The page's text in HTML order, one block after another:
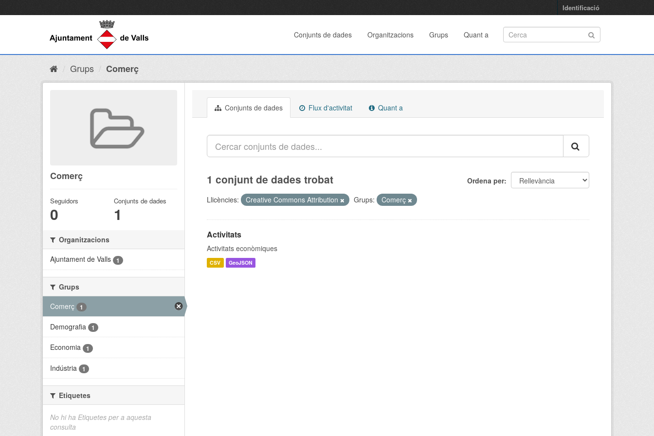
Identificació
Conjunts de dades Organitzacions Grups Quant a
Grups Comerç
Comerç
Seguidors
0
Conjunts de dades
1
Organitzacions
Ajuntament de Valls
1
Grups
Comerç
1
Demografia 1
Economia 1
Indústria 1
Etiquetes
No hi ha Etiquetes per a aquesta
consulta
Conjunts de dades Flux d'activitat Quant a
Ordena per
1 conjunt de dades trobat
Llicències: Creative Commons Attribution Grups: Comerç
Activitats
Activitats econòmiques
CSV GeoJSON